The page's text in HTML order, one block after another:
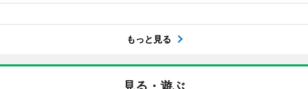
もっと見る
見る・遊ぶ